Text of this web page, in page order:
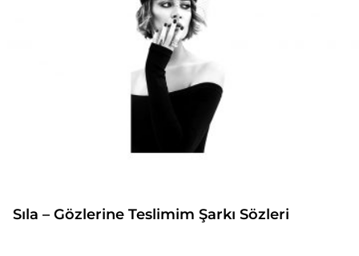
Sıla – Gözlerine Teslimim Şarkı Sözleri